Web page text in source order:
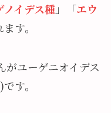
ノイデス種」「エウ
す。
がユーゲニオイデス
す。